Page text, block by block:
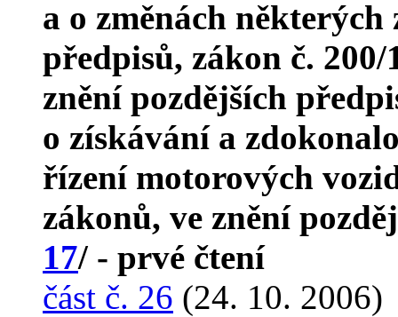
a o změnách
předpisů, zákon č.
znění pozdějších
o získávání a
řízení motorových
zákonů, ve znění
17/ - prvé čtení
část č. 26 (24. 10. 2006)